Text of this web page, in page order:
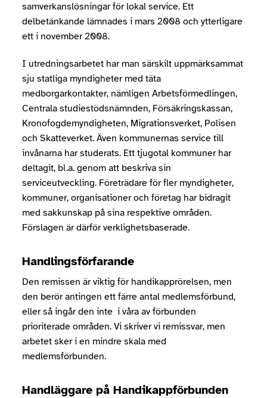
samverkanslösningar för lokal service. Ett
delbetänkande lämnades i mars 2008 och ytterligare
ett i november 2008.
I utredningsarbetet har man särskilt uppmärksammat
sju statliga myndigheter med täta
medborgarkontakter, nämligen Arbetsförmedlingen,
Centrala studiestödsnämnden, Försäkringskassan,
Kronofogdemyndigheten, Migrationsverket, Polisen
och Skatteverket. Även kommunernas service till
invånarna har studerats. Ett tjugotal kommuner har
deltagit, bl.a. genom att beskriva sin
serviceutveckling. Företrädare för fler myndigheter,
kommuner, organisationer och företag har bidragit
med sakkunskap på sina respektive områden.
Förslagen är därför verklighetsbaserade.
Handlingsförfarande
Den remissen är viktig för handikapprörelsen, men
den berör antingen ett färre antal medlemsförbund,
eller så ingår den inte i våra av förbunden
prioriterade områden. Vi skriver vi remissvar, men
arbetet sker i en mindre skala med
medlemsförbunden.
Handläggare på Handikappförbunden